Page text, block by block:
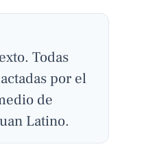
Todas
por el
de
Latino.